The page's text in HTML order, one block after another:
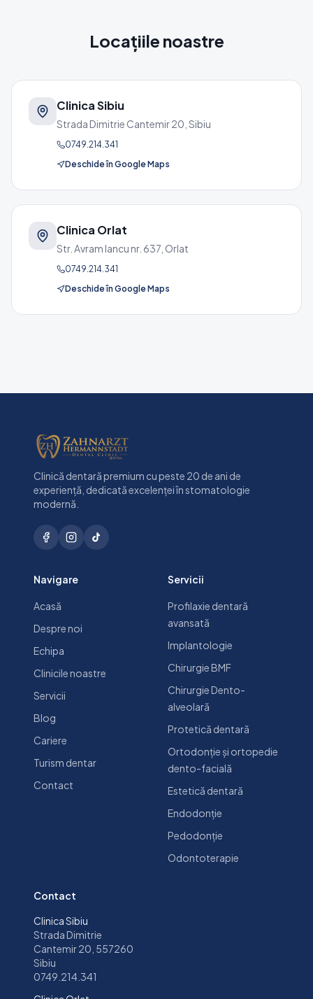
Locațiile noastre
Clinica Sibiu
Strada Dimitrie Cantemir 20 Sibiu
0749.214.341
Deschide în Google Maps
Clinica Orlat
Str. Avram Iancu nr. 637 Orlat
0749.214.341
Deschide în Google Maps
Clinică dentară premium cu peste 20 de ani de
experiență, dedicată excelenței în stomatologie
modernă.
Navigare
Acasă
Despre noi
Echipa
Clinicile noastre
Servicii
Blog
Cariere
Turism dentar
Contact
Servicii
Profilaxie dentară
avansată
Implantologie
Chirurgie BMF
Chirurgie Dento-
alveolară
Protetică dentară
Ortodonție și ortopedie
dento-facială
Estetică dentară
Endodonție
Pedodonție
Odontoterapie
Contact
Clinica Sibiu
Strada Dimitrie
Cantemir 20, 557260
Sibiu
0749.214.341